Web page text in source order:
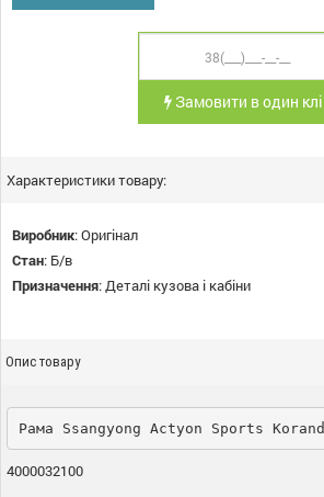
Замовити в один
Характеристики товару:
Виробник:Оригінал
Стан: Б/в
Призначення:Деталі кузова і кабіни
Опис товару
Рама Ssangyong Actyon Sports
4000032100